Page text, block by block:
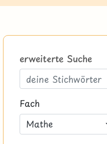
erweiterte Suche
Fach
Mathe